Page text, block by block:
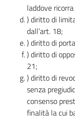
laddove
) diritto di
dall’art. 18;
) diritto di
) diritto di
21;
) diritto di
senza
consenso
finalità la cui